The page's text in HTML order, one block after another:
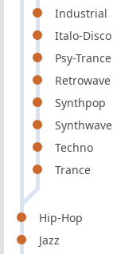
Industrial
Italo-Disco
Psy-Trance
Retrowave
Synthpop
Synthwave
Techno
Trance
Hip-Hop
Jazz